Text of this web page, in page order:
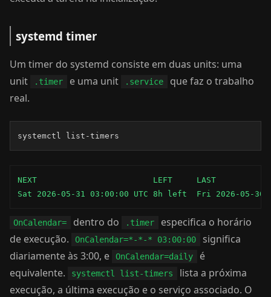
systemd timer
Um timer do systemd consiste em duas units: uma
unit
.timer e uma unit .service
que faz o trabalho
real.
systemctl list-timers
NEXT                        LEFT     LAST
Sat 2026-05-31 03:00:00 UTC 8h left  Fri 2026-05-
OnCalendar= dentro do .timer
especifica o horário
de execução.
OnCalendar=*-*-* 03:00:00
significa
diariamente às 3:00, e
OnCalendar=daily
é
equivalente.
systemctl list-timers
lista a próxima
execução, a última execução e o serviço associado. O